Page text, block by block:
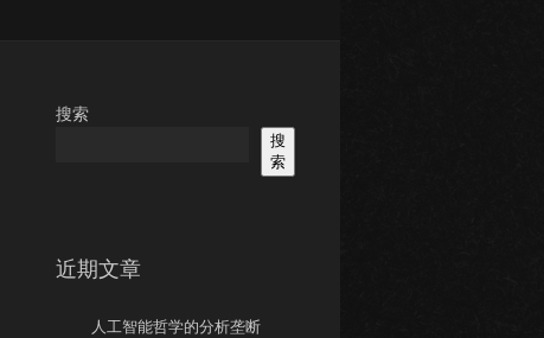
搜索
搜
索
近期文章
人工智能哲学的分析垄断